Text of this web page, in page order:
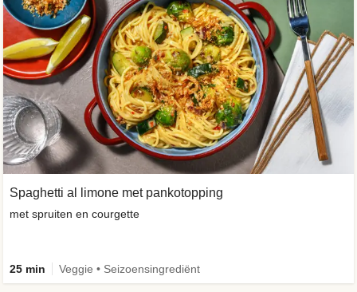
Spaghetti al limone met pankotopping
met spruiten en courgette
25 min Veggie • Seizoensingrediënt